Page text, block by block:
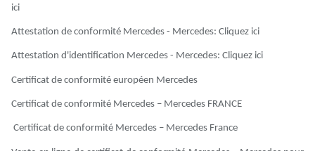
ici
Attestation de conformité Mercedes - Mercedes: Cliquez ici
Attestation d'identification Mercedes - Mercedes: Cliquez ici
Certificat de conformité européen Mercedes
Certificat de conformité Mercedes – Mercedes FRANCE
Certificat de conformité Mercedes – Mercedes France